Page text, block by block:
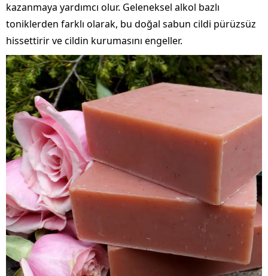
kazanmaya yardımcı olur. Geleneksel alkol bazlı
toniklerden farklı olarak, bu doğal sabun cildi pürüzsüz
hissettirir ve cildin kurumasını engeller.